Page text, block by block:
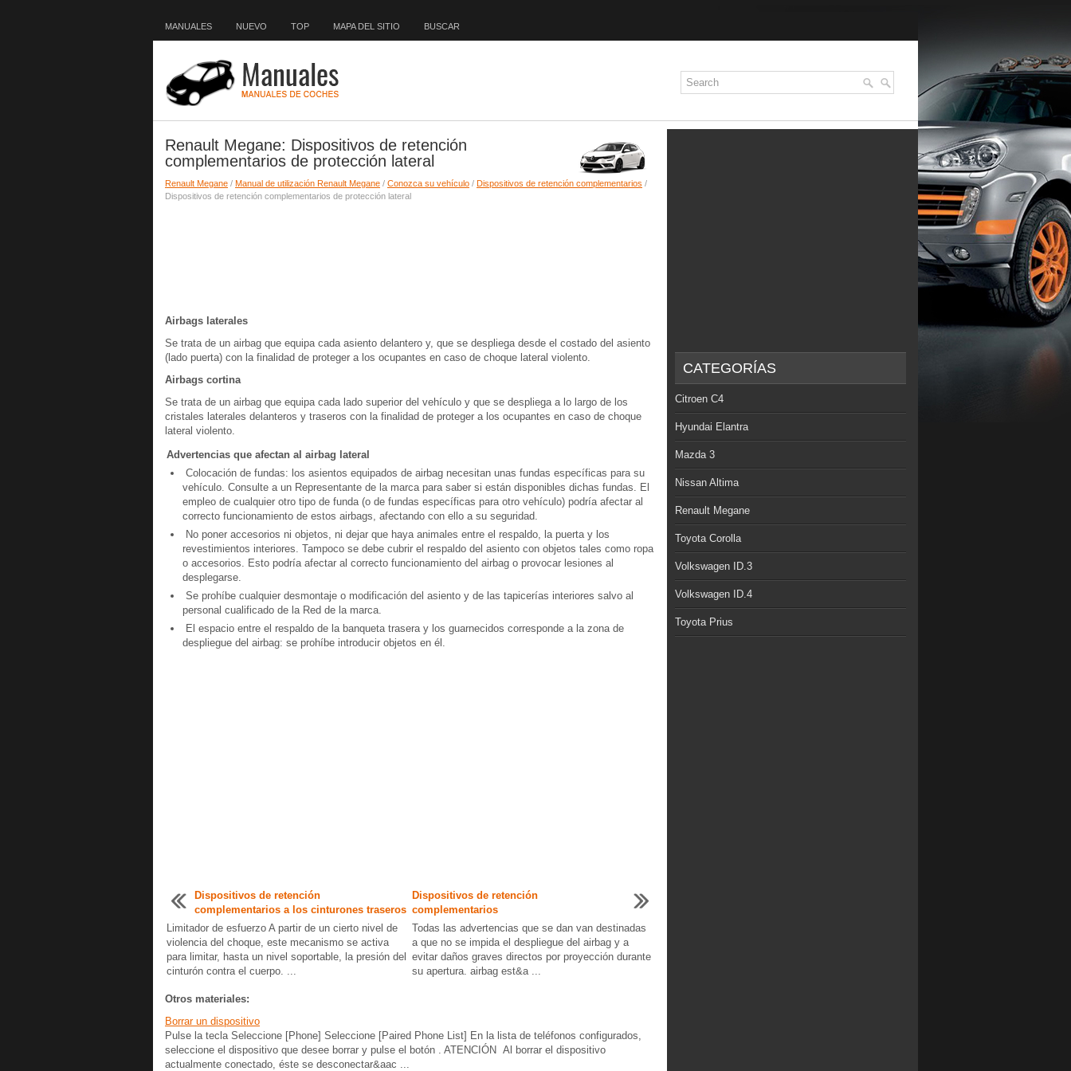
MANUALES NUEVO TOP MAPA DEL SITIO BUSCAR
Renault Megane: Dispositivos de retención
complementarios de protección lateral
Renault Megane / Manual de utilización Renault Megane / Conozca su vehículo / Dispositivos de retención complementarios /
Dispositivos de retención complementarios de protección lateral
Airbags laterales
Se trata de un airbag que equipa cada asiento delantero y, que se despliega desde el costado del asiento
(lado puerta) con la finalidad de proteger a los ocupantes en caso de choque lateral violento.
Airbags cortina
Se trata de un airbag que equipa cada lado superior del vehículo y que se despliega a lo largo de los
cristales laterales delanteros y traseros con la finalidad de proteger a los ocupantes en caso de choque
lateral violento.
Advertencias que afectan al airbag lateral
Colocación de fundas: los asientos equipados de airbag necesitan unas fundas específicas para su
vehículo. Consulte a un Representante de la marca para saber si están disponibles dichas fundas. El
empleo de cualquier otro tipo de funda (o de fundas específicas para otro vehículo) podría afectar al
correcto funcionamiento de estos airbags, afectando con ello a su seguridad.
No poner accesorios ni objetos, ni dejar que haya animales entre el respaldo, la puerta y los
revestimientos interiores. Tampoco se debe cubrir el respaldo del asiento con objetos tales como ropa
o accesorios. Esto podría afectar al correcto funcionamiento del airbag o provocar lesiones al
desplegarse.
Se prohíbe cualquier desmontaje o modificación del asiento y de las tapicerías interiores salvo al
personal cualificado de la Red de la marca.
El espacio entre el respaldo de la banqueta trasera y los guarnecidos corresponde a la zona de
despliegue del airbag: se prohíbe introducir objetos en él.
Dispositivos de retención
complementarios a los cinturones traseros
Limitador de esfuerzo A partir de un cierto nivel de
violencia del choque, este mecanismo se activa
para limitar, hasta un nivel soportable, la presión del
cinturón contra el cuerpo. ...
Dispositivos de retención
complementarios
Todas las advertencias que se dan van destinadas
a que no se impida el despliegue del airbag y a
evitar daños graves directos por proyección durante
su apertura. airbag est&a ...
Otros materiales:
Borrar un dispositivo
Pulse la tecla Seleccione [Phone] Seleccione [Paired Phone List] En la lista de teléfonos configurados,
seleccione el dispositivo que desee borrar y pulse el botón . ATENCIÓN Al borrar el dispositivo
actualmente conectado, éste se desconectar&aac ...
CATEGORÍAS
Citroen C4
Hyundai Elantra
Mazda 3
Nissan Altima
Renault Megane
Toyota Corolla
Volkswagen ID.3
Volkswagen ID.4
Toyota Prius